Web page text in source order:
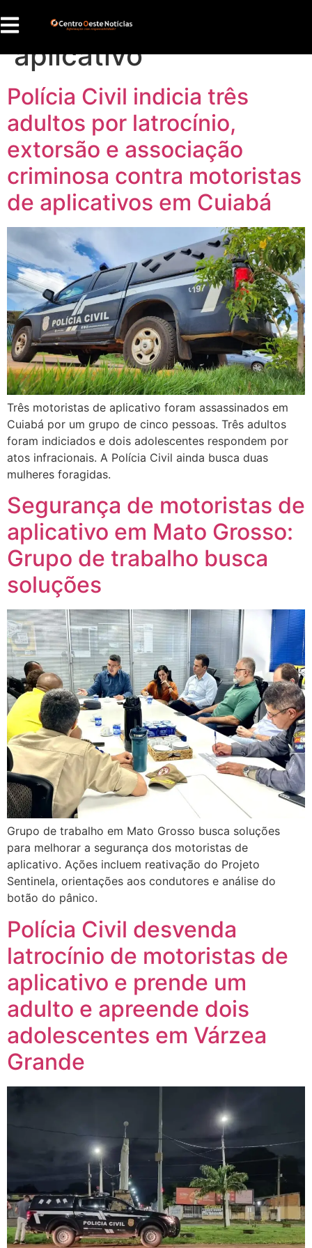
Tag:motoristas de
aplicativo
Polícia Civil indicia três
adultos por latrocínio,
extorsão e associação
criminosa contra motoristas
de aplicativos em Cuiabá
Três motoristas de aplicativo foram assassinados em
Cuiabá por um grupo de cinco pessoas. Três adultos
foram indiciados e dois adolescentes respondem por
atos infracionais. A Polícia Civil ainda busca duas
mulheres foragidas.
Segurança de motoristas de
aplicativo em Mato Grosso:
Grupo de trabalho busca
soluções
Grupo de trabalho em Mato Grosso busca soluções
para melhorar a segurança dos motoristas de
aplicativo. Ações incluem reativação do Projeto
Sentinela, orientações aos condutores e análise do
botão do pânico.
Polícia Civil desvenda
latrocínio de motoristas de
aplicativo e prende um
adulto e apreende dois
adolescentes em Várzea
Grande